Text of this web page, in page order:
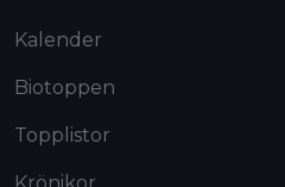
Kalender
Biotoppen
Topplistor